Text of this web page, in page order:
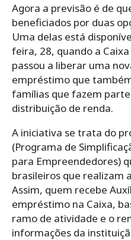
Agora a previsão é de
beneficiados por duas
Uma delas está
feira, 28, quando a
passou a liberar uma
empréstimo que
famílias que fazem
distribuição de renda.
A iniciativa se trata do
(Programa de
para Empreendedores)
brasileiros que realizam
Assim, quem recebe
empréstimo na Caixa,
ramo de atividade e o
informações da